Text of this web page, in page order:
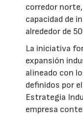
corredor
capacidad de
alrededor de
La iniciativa
expansión
alineado con
definidos por
Estrategia
empresa